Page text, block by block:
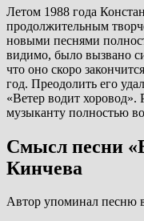
Летом 1988 года
продолжительным
новыми песнями
видимо, было вызвано
что оно скоро
год. Преодолить его
«Ветер водит хоровод».
музыканту полностью
Смысл песни
Кинчева
Автор упоминал песню